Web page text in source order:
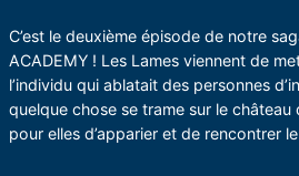
C’est le deuxième épisode de notre
ACADEMY ! Les Lames viennent de
l’individu qui ablatait des personnes
quelque chose se trame sur le château
pour elles d’apparier et de rencontrer